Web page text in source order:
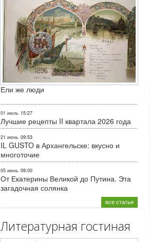
Ели же люди
01 июль 15:27
Лучшие рецепты II квартала 2026 года
21 июнь 09:53
IL GUSTO в Архангельске: вкусно и
многоточие
05 июнь 09:00
От Екатерины Великой до Путина. Эта
загадочная солянка
все статьи
Литературная гостиная